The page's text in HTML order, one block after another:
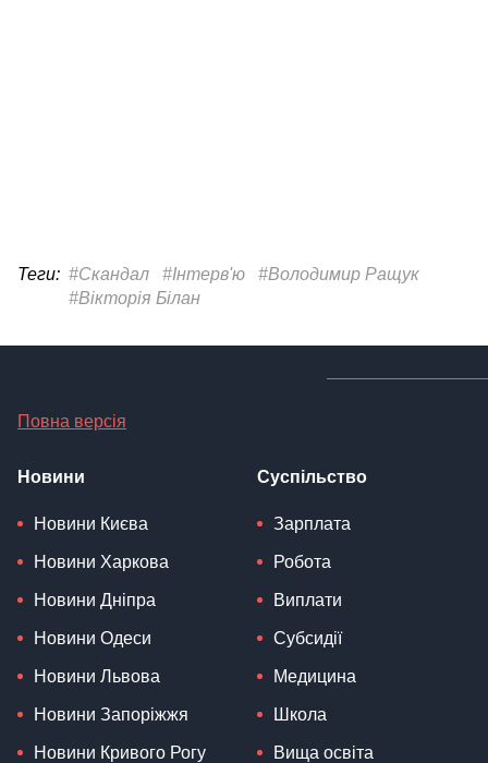
Теги: #Скандал #Інтерв'ю
#Володимир Ращук
#Вікторія Білан
Повна версія
Новини
Новини Києва
Новини Харкова
Новини Дніпра
Новини Одеси
Новини Львова
Новини Запоріжжя
Новини Кривого Рогу
Суспільство
Зарплата
Робота
Виплати
Субсидії
Медицина
Школа
Вища освіта